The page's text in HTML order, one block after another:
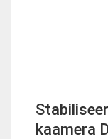
kaamera